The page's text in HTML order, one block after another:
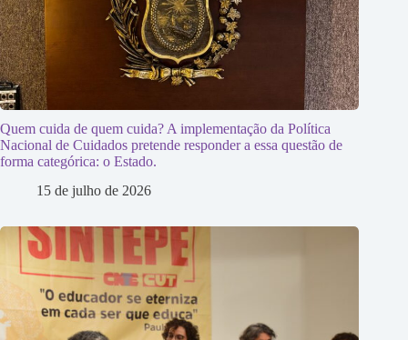
Quem cuida de quem cuida? A implementação da Política
Nacional de Cuidados pretende responder a essa questão de
forma categórica: o Estado.
15 de julho de 2026